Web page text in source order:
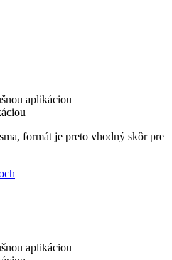
aplikáciou
formát je preto vhodný skôr pre
aplikáciou